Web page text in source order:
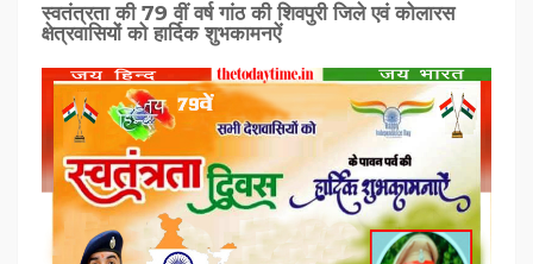
स्वतंत्रता की 79 वीं वर्ष गांठ की शिवपुरी जिले एवं कोलारस
क्षेत्रवासियों को हार्दिक शुभकामनऐं